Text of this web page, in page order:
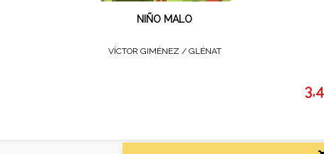
NIÑO MALO
VÍCTOR GIMÉNEZ / GLÉNAT